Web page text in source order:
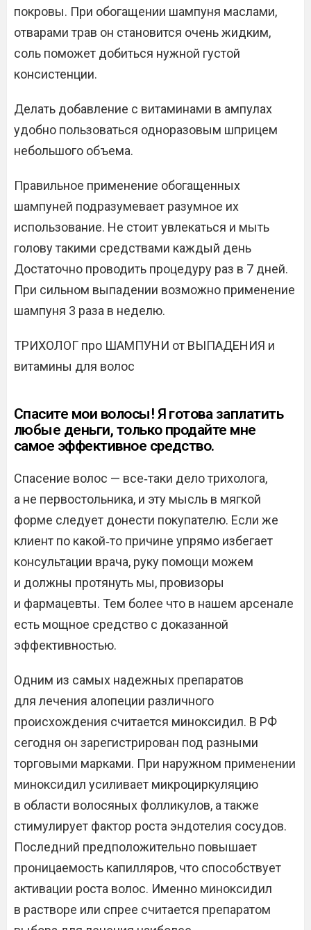
покровы. При обогащении шампуня маслами,
отварами трав он становится очень жидким,
соль поможет добиться нужной густой
консистенции.
Делать добавление с витаминами в ампулах
удобно пользоваться одноразовым шприцем
небольшого объема.
Правильное применение обогащенных
шампуней подразумевает разумное их
использование. Не стоит увлекаться и мыть
голову такими средствами каждый день
Достаточно проводить процедуру раз в 7 дней.
При сильном выпадении возможно применение
шампуня 3 раза в неделю.
ТРИХОЛОГ про ШАМПУНИ от ВЫПАДЕНИЯ и
витамины для волос
Спасите мои волосы! Я готова заплатить
любые деньги, только продайте мне
самое эффективное средство.
Спасение волос — все‑таки дело трихолога,
а не первостольника, и эту мысль в мягкой
форме следует донести покупателю. Если же
клиент по какой‑то причине упрямо избегает
консультации врача, руку помощи можем
и должны протянуть мы, провизоры
и фармацевты. Тем более что в нашем арсенале
есть мощное средство с доказанной
эффективностью.
Одним из самых надежных препаратов
для лечения алопеции различного
происхождения считается миноксидил. В РФ
сегодня он зарегистрирован под разными
торговыми марками. При наружном применении
миноксидил усиливает микроциркуляцию
в области волосяных фолликулов, а также
стимулирует фактор роста эндотелия сосудов.
Последний предположительно повышает
проницаемость капилляров, что способствует
активации роста волос. Именно миноксидил
в растворе или спрее считается препаратом